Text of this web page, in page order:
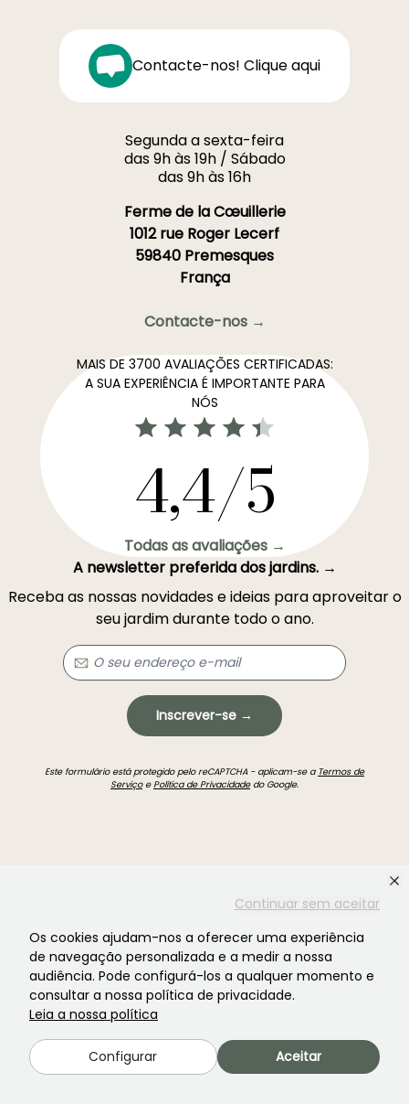
Continuar sem aceitar
Os cookies ajudam-nos a oferecer uma experiência
de navegação personalizada e a medir a nossa
audiência. Pode configurá-los a qualquer momento e
consultar a nossa política de privacidade.
Leia a nossa política
Configurar Aceitar
Contacte-nos! Clique aqui
Segunda a sexta-feira
das 9h às 19h / Sábado
das 9h às 16h
Ferme de la Cœuillerie
1012 rue Roger Lecerf
59840 Premesques
França
Contacte-nos →
MAIS DE 3700 AVALIAÇÕES CERTIFICADAS:
A SUA EXPERIÊNCIA É IMPORTANTE PARA
NÓS
4,4/5
Todas as avaliações →
A newsletter preferida dos jardins. →
Receba as nossas novidades e ideias para aproveitar o
seu jardim durante todo o ano.
Inscrever-se →
Este formulário está protegido pelo reCAPTCHA - aplicam-se a Termos de
ServiçoePolítica de Privacidadedo Google.